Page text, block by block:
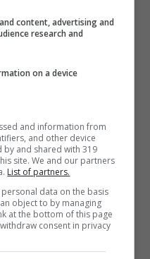
Venezia.
Francesco
restrizioni anti-
sarà trasmessa
, tramite il
3 e il profilo
‘, settimanale
content, advertising and
research and
on a device
and information from
and other device
by and shared with 319
site. We and our partners
List of partners.
data on the basis
object to by managing
at the bottom of this page
consent in privacy